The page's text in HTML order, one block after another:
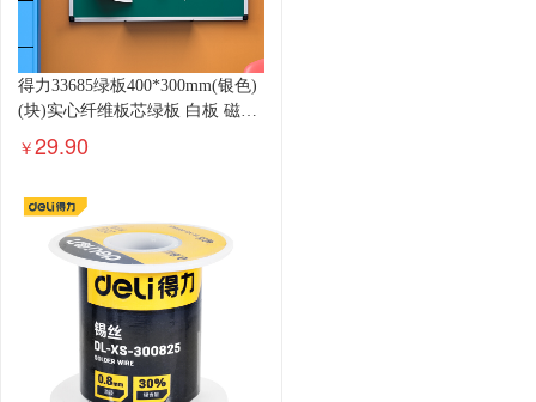
得力33685绿板400*300mm(银色)
(块)实心纤维板芯绿板 白板 磁性
办公教学会议小白板悬挂式写字
￥29.90